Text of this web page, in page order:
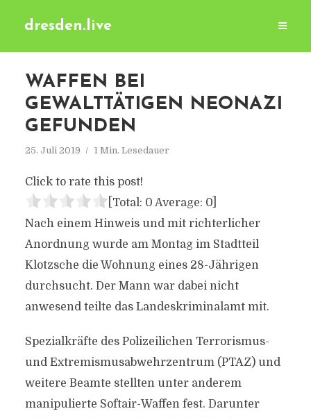
dresden.live
WAFFEN BEI
GEWALTTÄTIGEN NEONAZI
GEFUNDEN
25. Juli 2019 1 Min. Lesedauer
Click to rate this post!
[Total: 0 Average: 0]
Nach einem Hinweis und mit richterlicher
Anordnung wurde am Montag im Stadtteil
Klotzsche die Wohnung eines 28-Jährigen
durchsucht. Der Mann war dabei nicht
anwesend teilte das Landeskriminalamt mit.
Spezialkräfte des Polizeilichen Terrorismus-
und Extremismusabwehrzentrum (PTAZ) und
weitere Beamte stellten unter anderem
manipulierte Softair-Waffen fest. Darunter